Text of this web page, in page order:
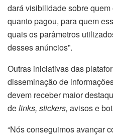
dará visibilidade sobre
quanto pagou, para quem
quais os parâmetros
desses anúncios”.
Outras iniciativas das
disseminação de
devem receber maior
delinks, stickers, avisos e
“Nós conseguimos avançar